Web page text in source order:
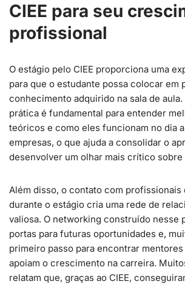
CIEE para seu
profissional
O estágio pelo CIEE proporciona uma
para que o estudante possa colocar em
conhecimento adquirido na sala de
prática é fundamental para entender
teóricos e como eles funcionam no dia
empresas, o que ajuda a consolidar o
desenvolver um olhar mais crítico sobre
Além disso, o contato com profissionais
durante o estágio cria uma rede de
valiosa. O networking construído nesse
portas para futuras oportunidades e,
primeiro passo para encontrar
apoiam o crescimento na carreira.
relatam que, graças ao CIEE,